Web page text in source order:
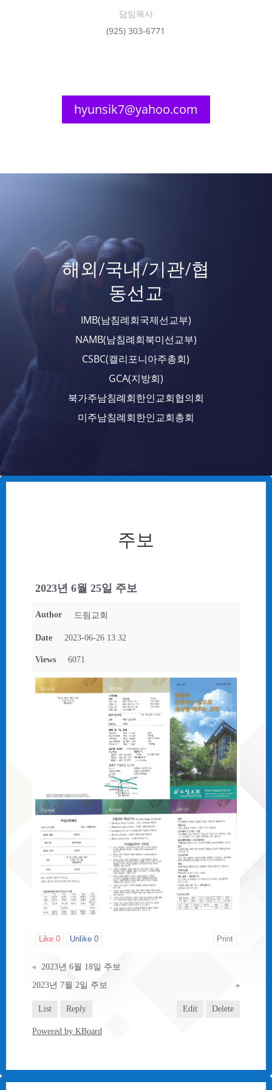
담임목사
(925) 303-6771
hyunsik7@yahoo.com
해외/국내/기관/협
동선교
IMB(남침례회국제선교부)
NAMB(남침례회북미선교부)
CSBC(캘리포니아주총회)
GCA(지방회)
북가주남침례회한인교회협의회
미주남침례회한인교회총회
주보